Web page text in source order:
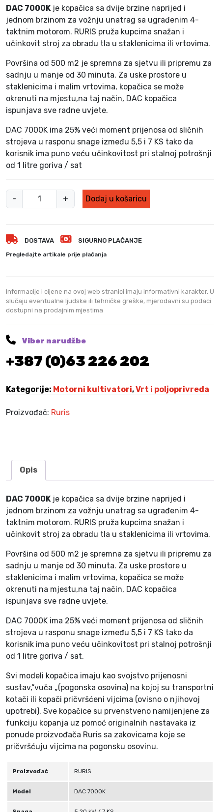
v
o
r
n
c
i
n
a
b
l
a
j
:
1
,
0
K
M
e
n
u
t
a
c
e
e
:
0
4
,
M
.
DAC 7000Kje kopačica sa dvije brzine naprijed i
jednom brzinom za vožnju unatrag sa ugrađenim 4-
taktnim motorom. RURIS pruža kupcima snažan i
učinkovit stroj za obradu tla u staklenicima ili vrtovima.
Površina od 500 m2 je spremna za sjetvu ili pripremu za
sadnju u manje od 30 minuta. Za uske prostore u
staklenicima i malim vrtovima, kopačica se može
okrenuti na mjestu,na taj način, DAC kopačica
ispunjava sve radne uvjete.
DAC 7000K ima 25% veći moment prijenosa od sličnih
strojeva u rasponu snage između 5,5 i 7 KS tako da
korisnik ima puno veću učinkovitost pri stalnoj potrošnji
od 1 litre goriva / sat
-
e
i
n
k
a
f
r
e
z
–
p
a
u
i
s
D
A
C
0
C
C
2
(
0
0
0
K
)
7
.
S
+ Dodaj u košaricu
DOSTAVA SIGURNO PLAĆANJE
Pregledajte artikale prije plaćanja
Informacije i cijene na ovoj web stranici imaju informativni karakter. U
slučaju eventualne ljudske ili tehničke greške, mjerodavni su podaci
dostupni na prodajnim mjestima
Viber narudžbe
+387 (0)63 226 202
Kategorije: Motorni kultivatori,Vrt i poljoprivreda
Proizvođač: Ruris
Opis
DAC 7000Kje kopačica sa dvije brzine naprijed i
jednom brzinom za vožnju unatrag sa ugrađenim 4-
taktnim motorom. RURIS pruža kupcima snažan i
učinkovit stroj za obradu tla u staklenicima ili vrtovima.
Površina od 500 m2 je spremna za sjetvu ili pripremu za
sadnju u manje od 30 minuta. Za uske prostore u
staklenicima i malim vrtovima, kopačica se može
okrenuti na mjestu,na taj način, DAC kopačica
ispunjava sve radne uvjete.
DAC 7000K ima 25% veći moment prijenosa od sličnih
strojeva u rasponu snage između 5,5 i 7 KS tako da
korisnik ima puno veću učinkovitost pri stalnoj potrošnji
od 1 litre goriva / sat.
Svi modeli kopačica imaju kao svojstvo prijenosni
sustav,“vuča „(pogonska osovina) na kojoj su transportni
kotači ili kopači pričvršćeni vijcima (ovisno o njihovoj
upotrebi). Sve kopačice su prvenstveno namijenjene za
funkciju kopanja uz pomoć originalnih nastavaka iz
ponude proizvođača Ruris sa zakovicama koje se
pričvršćuju vijcima na pogonsku osovinu.
Proizvođač RURIS
Model DAC 7000K